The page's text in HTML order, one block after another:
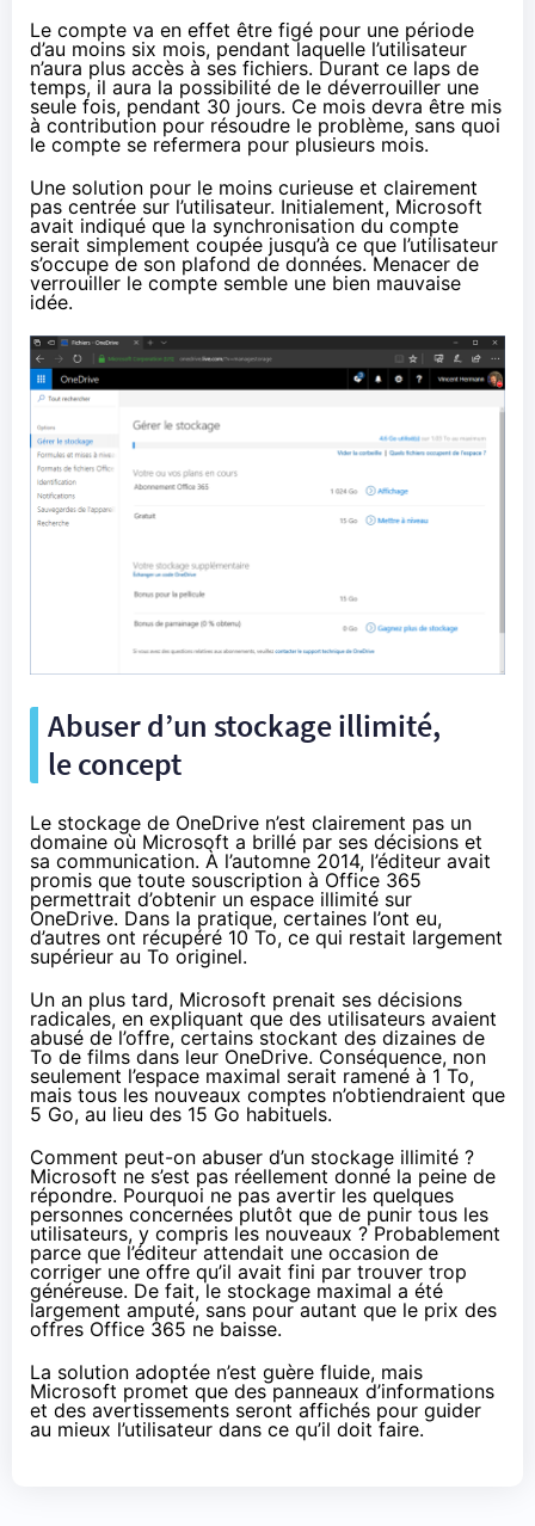
Le compte va en effet être figé pour une période
d’au moins six mois, pendant laquelle l’utilisateur
n’aura plus accès à ses fichiers. Durant ce laps de
temps, il aura la possibilité de le déverrouiller une
seule fois, pendant 30 jours. Ce mois devra être mis
à contribution pour résoudre le problème, sans quoi
le compte se refermera pour plusieurs mois.
Une solution pour le moins curieuse et clairement
pas centrée sur l’utilisateur. Initialement, Microsoft
avait indiqué que la synchronisation du compte
serait simplement coupée jusqu’à ce que l’utilisateur
s’occupe de son plafond de données. Menacer de
verrouiller le compte semble une bien mauvaise
idée.
Abuser d’un stockage illimité,
le concept
Le stockage de OneDrive n’est clairement pas un
domaine où Microsoft a brillé par ses décisions et
sa communication. À l’automne 2014, l’éditeur avait
promis que toute souscription à Office 365
permettrait d’obtenir un espace illimité sur
OneDrive. Dans la pratique, certaines l’ont eu,
d’autres ont récupéré 10 To, ce qui restait largement
supérieur au To originel.
Un an plus tard, Microsoft prenait ses décisions
radicales, en expliquant que des utilisateurs avaient
abusé de l’offre, certains stockant des dizaines de
To de films dans leur OneDrive. Conséquence, non
seulement l’espace maximal serait ramené à 1 To,
mais tous les nouveaux comptes n’obtiendraient que
5 Go, au lieu des 15 Go habituels.
Comment peut-on abuser d’un stockage illimité ?
Microsoft ne s’est pas réellement donné la peine de
répondre. Pourquoi ne pas avertir les quelques
personnes concernées plutôt que de punir tous les
utilisateurs, y compris les nouveaux ? Probablement
parce que l’éditeur attendait une occasion de
corriger une offre qu’il avait fini par trouver trop
généreuse. De fait, le stockage maximal a été
largement amputé, sans pour autant que le prix des
offres Office 365 ne baisse.
La solution adoptée n’est guère fluide, mais
Microsoft promet que des panneaux d’informations
et des avertissements seront affichés pour guider
au mieux l’utilisateur dans ce qu’il doit faire.